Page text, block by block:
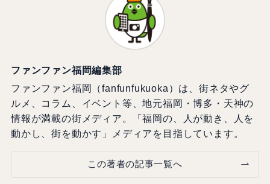
ファンファン福岡編集部
ファンファン福岡（fanfunfukuoka）は、街ネタやグ
ルメ、コラム、イベント等、地元福岡・博多・天神の
情報が満載の街メディア。「福岡の、人が動き、人を
動かし、街を動かす」メディアを目指しています。
この著者の記事一覧へ